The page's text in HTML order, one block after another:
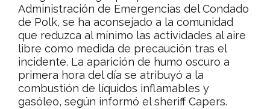
Administración de Emergencias del Condado
de Polk, se ha aconsejado a la comunidad
que reduzca al mínimo las actividades al aire
libre como medida de precaución tras el
incidente. La aparición de humo oscuro a
primera hora del día se atribuyó a la
combustión de líquidos inflamables y
gasóleo, según informó el sheriff Capers.